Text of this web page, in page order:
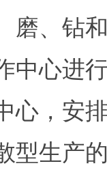
磨、钻
中心进
心，安
型生产